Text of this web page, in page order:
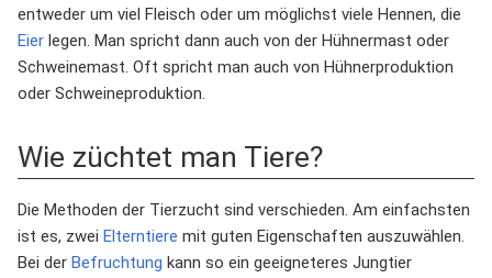
entweder um viel Fleisch oder um möglichst viele Hennen, die
Eier legen. Man spricht dann auch von der Hühnermast oder
Schweinemast. Oft spricht man auch von Hühnerproduktion
oder Schweineproduktion.
Wie züchtet man Tiere?
Die Methoden der Tierzucht sind verschieden. Am einfachsten
ist es, zwei Elterntiere mit guten Eigenschaften auszuwählen.
Bei der Befruchtung kann so ein geeigneteres Jungtier